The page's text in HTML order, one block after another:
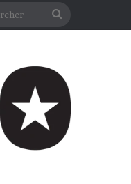
latérale)